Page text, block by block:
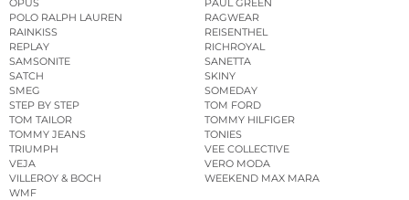
OPUS
PAUL GREEN
POLO RALPH LAUREN
RAGWEAR
RAINKISS
REISENTHEL
REPLAY
RICHROYAL
SAMSONITE
SANETTA
SATCH
SKINY
SMEG
SOMEDAY
STEP BY STEP
TOM FORD
TOM TAILOR
TOMMY HILFIGER
TOMMY JEANS
TONIES
TRIUMPH
VEE COLLECTIVE
VEJA
VERO MODA
VILLEROY & BOCH
WEEKEND MAX MARA
WMF